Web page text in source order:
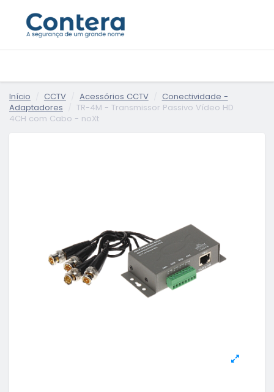
Início CCTV Acessórios CCTV
Conectividade -
Adaptadores
TR-4M - Transmissor Passivo Vídeo HD
4CH com Cabo - noXt